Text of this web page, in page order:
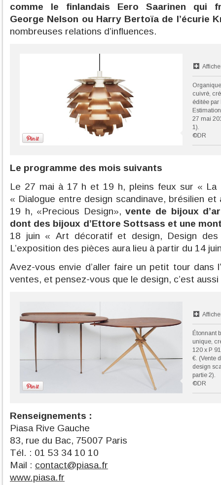
comme le finlandais Eero Saarinen qui
George Nelson ou Harry Bertoïa de l’écurie
nombreuses relations d’influences.
cuivré,
éditée
27 mai
1).
©DR
Le programme des mois suivants
Le 27 mai à 17 h et 19 h, pleins feux sur « La
« Dialogue entre design scandinave, brésilien
19 h, «Precious Design»,vente de bijoux
dont des bijoux d’Ettore Sottsass et une
18 juin « Art décoratif et design, Design des
L’exposition des pièces aura lieu à partir du 14
Avez-vous envie d’aller faire un petit tour dans
ventes, et pensez-vous que le design, c’est aussi
Étonnant
unique,
120 x P
€. (Vente
design
partie 2).
©DR
Renseignements :
Piasa Rive Gauche
83, rue du Bac, 75007 Paris
Tél. : 01 53 34 10 10
Mail : contact@piasa.fr
www.piasa.fr